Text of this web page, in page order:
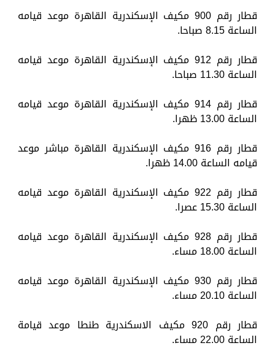
قطار رقم 900 مكيف الإسكندرية القاهرة موعد قيامه
الساعة 8.15 صباحا.
قطار رقم 912 مكيف الإسكندرية القاهرة موعد قيامه
الساعة 11.30 صباحا.
قطار رقم 914 مكيف الإسكندرية القاهرة موعد قيامه
الساعة 13.00 ظهرا.
قطار رقم 916 مكيف الإسكندرية القاهرة مباشر موعد
قيامه الساعة 14.00 ظهرا.
قطار رقم 922 مكيف الإسكندرية القاهرة موعد قيامه
الساعة 15.30 عصرا.
قطار رقم 928 مكيف الإسكندرية القاهرة موعد قيامه
الساعة 18.00 مساء.
قطار رقم 930 مكيف الإسكندرية القاهرة موعد قيامه
الساعة 20.10 مساء.
قطار رقم 920 مكيف الاسكندرية طنطا موعد قيامة
الساعة 22.00 مساء.